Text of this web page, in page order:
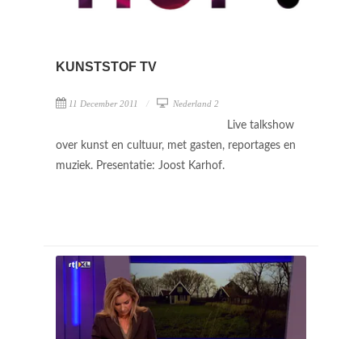
KUNSTSTOF TV
11 December 2011 Nederland 2
Live talkshow
over kunst en cultuur, met gasten, reportages en
muziek. Presentatie: Joost Karhof.